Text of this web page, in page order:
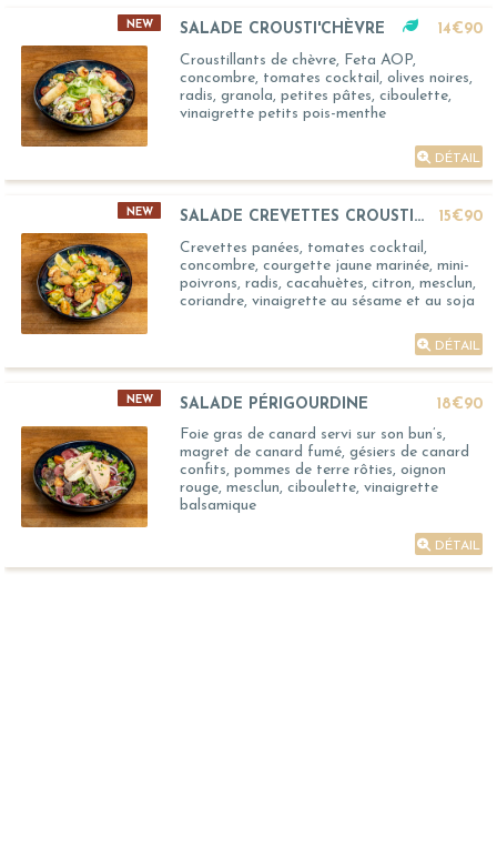
NEW SALADE CROUSTI'CHÈVRE
14€90
Croustillants de chèvre, Feta AOP,
concombre, tomates cocktail, olives noires,
radis, granola, petites pâtes, ciboulette,
vinaigrette petits pois-menthe
DÉTAIL
NEW SALADE CREVETTES CROUSTILLANTES
15€90
Crevettes panées, tomates cocktail,
concombre, courgette jaune marinée, mini-
poivrons, radis, cacahuètes, citron, mesclun,
coriandre, vinaigrette au sésame et au soja
DÉTAIL
NEW SALADE PÉRIGOURDINE
18€90
Foie gras de canard servi sur son bun’s,
magret de canard fumé, gésiers de canard
confits, pommes de terre rôties, oignon
rouge, mesclun, ciboulette, vinaigrette
balsamique
DÉTAIL